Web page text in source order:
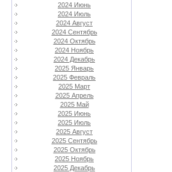
2024 Июнь
2024 Июль
2024 Август
2024 Сентябрь
2024 Октябрь
2024 Ноябрь
2024 Декабрь
2025 Январь
2025 Февраль
2025 Март
2025 Апрель
2025 Май
2025 Июнь
2025 Июль
2025 Август
2025 Сентябрь
2025 Октябрь
2025 Ноябрь
2025 Декабрь